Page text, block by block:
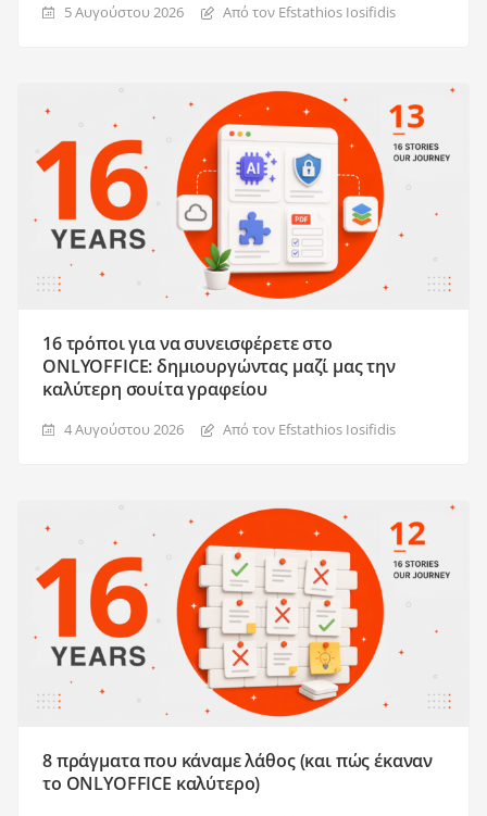
5 Αυγούστου 2026 Από τον Efstathios Iosifidis
16 τρόποι για να συνεισφέρετε στο
ONLYOFFICE: δημιουργώντας μαζί μας την
καλύτερη σουίτα γραφείου
4 Αυγούστου 2026 Από τον Efstathios Iosifidis
8 πράγματα που κάναμε λάθος (και πώς έκαναν
το ONLYOFFICE καλύτερο)